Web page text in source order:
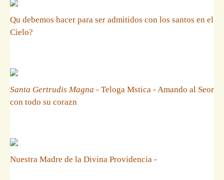
Qu debemos hacer para ser admitidos con los santos en el
Cielo?
Santa Gertrudis Magna - Teloga Mstica - Amando al Seor
con todo su corazn
Nuestra Madre de la Divina Providencia -